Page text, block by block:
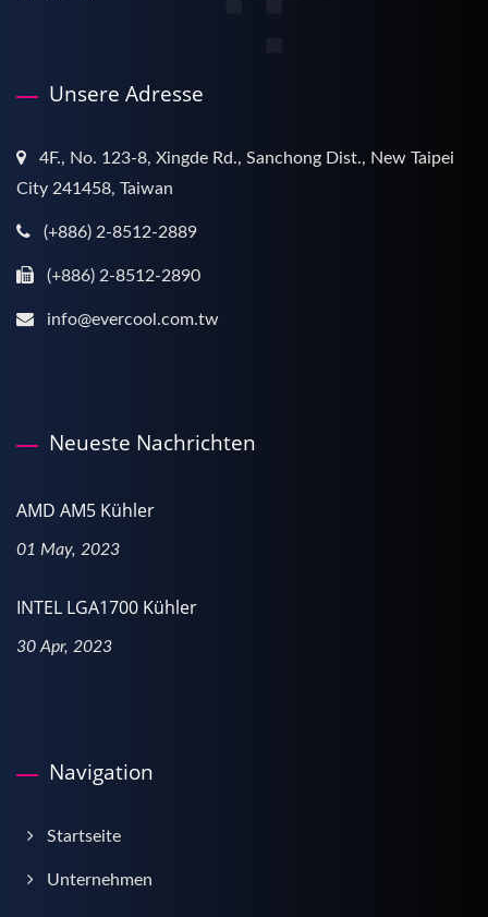
Unsere Adresse
4F., No. 123-8, Xingde Rd., Sanchong Dist., New Taipei
City 241458, Taiwan
(+886) 2-8512-2889
(+886) 2-8512-2890
info@evercool.com.tw
Neueste Nachrichten
AMD AM5 Kühler
01 May, 2023
INTEL LGA1700 Kühler
30 Apr, 2023
Navigation
Startseite
Unternehmen